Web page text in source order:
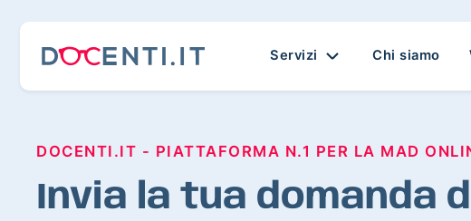
Servizi Chi siamo
DOCENTI.IT - PIATTAFORMA N.1 PER LA MAD
Invia la tua domanda